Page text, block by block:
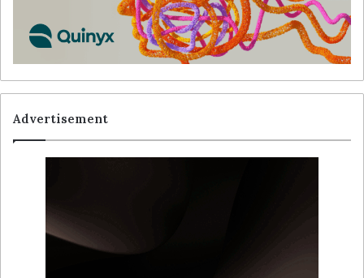
Advertisement